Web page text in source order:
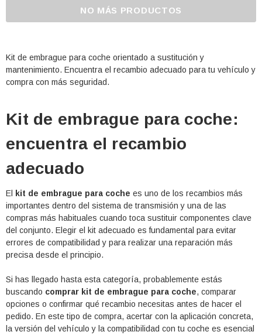
€275,29 €127,87
NO MÁS PRODUCTOS
Kit de embrague para coche orientado a sustitución y
mantenimiento. Encuentra el recambio adecuado para tu vehículo y
compra con más seguridad.
Kit de embrague para coche:
encuentra el recambio
adecuado
El kit de embrague para coche es uno de los recambios más
importantes dentro del sistema de transmisión y una de las
compras más habituales cuando toca sustituir componentes clave
del conjunto. Elegir el kit adecuado es fundamental para evitar
errores de compatibilidad y para realizar una reparación más
precisa desde el principio.
Si has llegado hasta esta categoría, probablemente estás
buscando comprar kit de embrague para coche, comparar
opciones o confirmar qué recambio necesitas antes de hacer el
pedido. En este tipo de compra, acertar con la aplicación concreta,
la versión del vehículo y la compatibilidad con tu coche es esencial